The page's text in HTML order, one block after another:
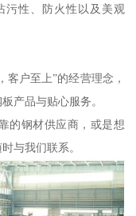
污性、防火性以及美观
客户至上”的经营理念，
产品与贴心服务。
的钢材供应商，或是想
与我们联系。